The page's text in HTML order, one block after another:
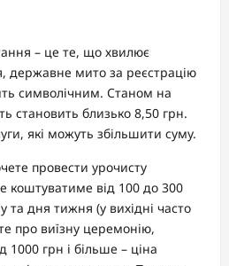
– це те, що хвилює
державне мито за реєстрацію
символічним. Станом на
становить близько 8,50 грн.
які можуть збільшити суму.
провести урочисту
коштуватиме від 100 до 300
та дня тижня (у вихідні часто
про виїзну церемонію,
1000 грн і більше – ціна